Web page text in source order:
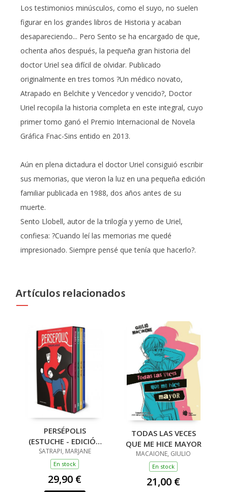
Los testimonios minúsculos, como el suyo, no suelen
figurar en los grandes libros de Historia y acaban
desapareciendo... Pero Sento se ha encargado de que,
ochenta años después, la pequeña gran historia del
doctor Uriel sea difícil de olvidar. Publicado
originalmente en tres tomos ?Un médico novato,
Atrapado en Belchite y Vencedor y vencido?, Doctor
Uriel recopila la historia completa en este integral, cuyo
primer tomo ganó el Premio Internacional de Novela
Gráfica Fnac-Sins entido en 2013.
Aún en plena dictadura el doctor Uriel consiguió escribir
sus memorias, que vieron la luz en una pequeña edición
familiar publicada en 1988, dos años antes de su
muerte.
Sento Llobell, autor de la trilogía y yerno de Uriel,
confiesa: ?Cuando leí las memorias me quedé
impresionado. Siempre pensé que tenía que hacerlo?.
Artículos relacionados
PERSÉPOLIS
(ESTUCHE - EDICIÓN
25 ANIVERSARIO)
SATRAPI, MARJANE
En stock
29,90 €
TODAS LAS VECES
QUE ME HICE MAYOR
MACAIONE, GIULIO
En stock
21,00 €